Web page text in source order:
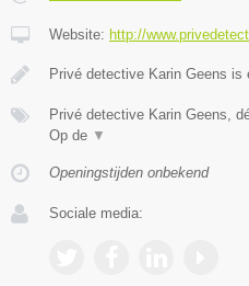
Website: http://
Privé detective Karin Geens is
Privé detective Karin Geens,
Op de ▼
Openingstijden onbekend
Sociale media: